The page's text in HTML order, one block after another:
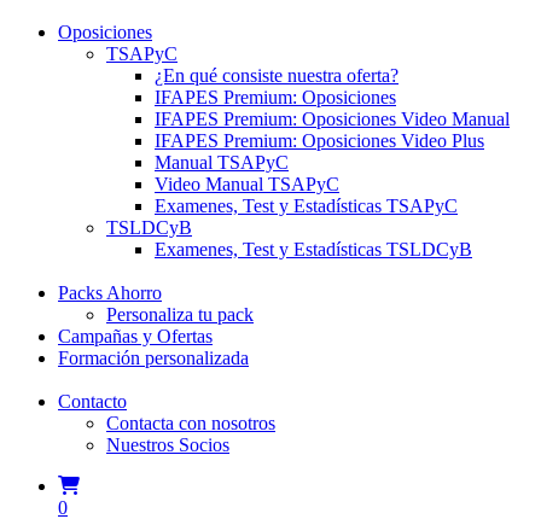
Oposiciones
TSAPyC
¿En qué consiste nuestra oferta?
IFAPES Premium: Oposiciones
IFAPES Premium: Oposiciones Video Manual
IFAPES Premium: Oposiciones Video Plus
Manual TSAPyC
Video Manual TSAPyC
Examenes, Test y Estadísticas TSAPyC
TSLDCyB
Examenes, Test y Estadísticas TSLDCyB
Packs Ahorro
Personaliza tu pack
Campañas y Ofertas
Formación personalizada
Contacto
Contacta con nosotros
Nuestros Socios
0